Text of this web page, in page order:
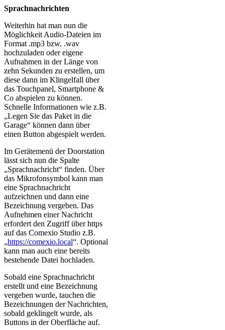
Sprachnachrichten
Weiterhin hat man nun die
Möglichkeit Audio-Dateien im
Format .mp3 bzw. .wav
hochzuladen oder eigene
Aufnahmen in der Länge von
zehn Sekunden zu erstellen, um
diese dann im Klingelfall über
das Touchpanel, Smartphone &
Co abspielen zu können.
Schnelle Informationen wie z.B.
„Legen Sie das Paket in die
Garage“ können dann über
einen Button abgespielt werden.
Im Gerätemenü der Doorstation
lässt sich nun die Spalte
„Sprachnachricht“ finden. Über
das Mikrofonsymbol kann man
eine Sprachnachricht
aufzeichnen und dann eine
Bezeichnung vergeben. Das
Aufnehmen einer Nachricht
erfordert den Zugriff über https
auf das Comexio Studio z.B.
„https://comexio.local“. Optional
kann man auch eine bereits
bestehende Datei hochladen.
Sobald eine Sprachnachricht
erstellt und eine Bezeichnung
vergeben wurde, tauchen die
Bezeichnungen der Nachrichten,
sobald geklingelt wurde, als
Buttons in der Oberfläche auf.